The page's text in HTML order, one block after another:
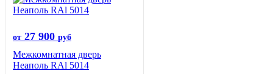
от 27 900 руб
Межкомнатная дверь
Неаполь RAl 5014